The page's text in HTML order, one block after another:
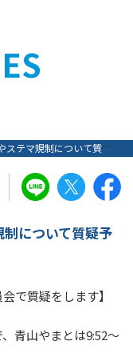
マ規制について質疑予定
について質疑予
で質疑をします】
青山やまとは9:52～